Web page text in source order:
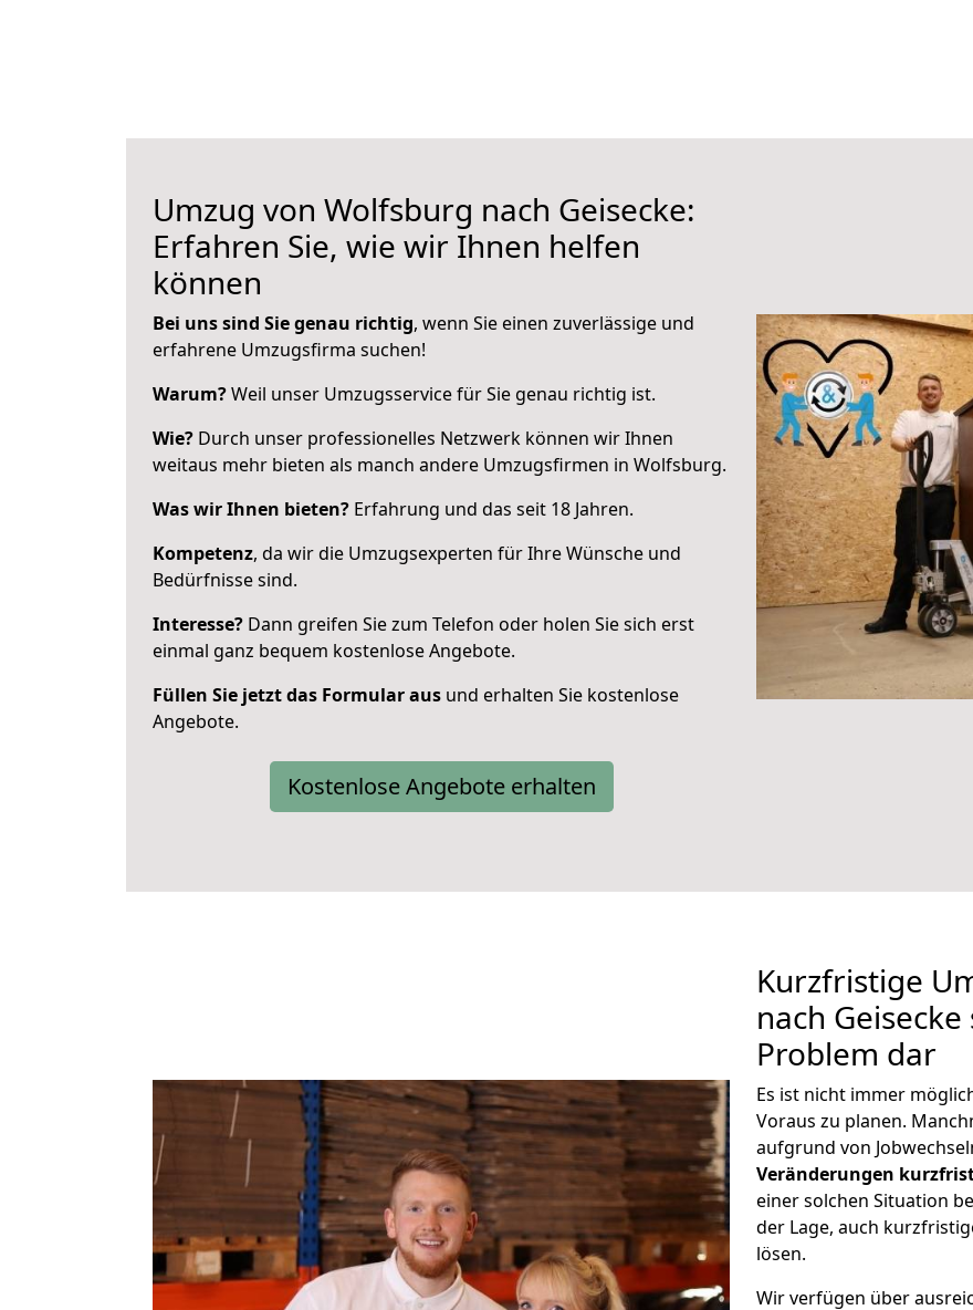
Umzug von Wolfsburg nach Geisecke:
Erfahren Sie, wie wir Ihnen helfen
können
Bei uns sind Sie genau richtig, wenn Sie einen zuverlässige und
erfahrene Umzugsfirma suchen!
Warum?Weil unser Umzugsservice für Sie genau richtig ist.
Wie? Durch unser professionelles Netzwerk können wir Ihnen
weitaus mehr bieten als manch andere Umzugsfirmen in Wolfsburg.
Was wir Ihnen bieten? Erfahrung und das seit 18 Jahren.
Kompetenz, da wir die Umzugsexperten für Ihre Wünsche und
Bedürfnisse sind.
Interesse? Dann greifen Sie zum Telefon oder holen Sie sich erst
einmal ganz bequem kostenlose Angebote.
Füllen Sie jetzt das Formular aus und erhalten Sie kostenlose
Angebote.
Kostenlose Angebote erhalten
Kurzfristige
nach
Problem dar
Es ist nicht immer
Voraus zu planen.
aufgrund von
Veränderungen
einer solchen Situation
der Lage, auch
lösen.
Wir verfügen über